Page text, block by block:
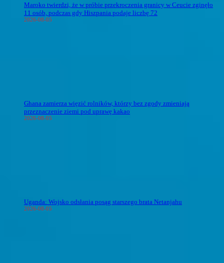
Maroko twierdzi, że w próbie przekroczenia granicy w Ceucie zginęło
11 osób, podczas gdy Hiszpania podaje liczbę 72
2026-08-05
Ghana zamierza więzić rolników, którzy bez zgody zmieniają
przeznaczenie ziemi pod uprawę kakao
2026-08-05
Uganda: Wojsko odsłania posąg starszego brata Netanjahu
2026-08-05